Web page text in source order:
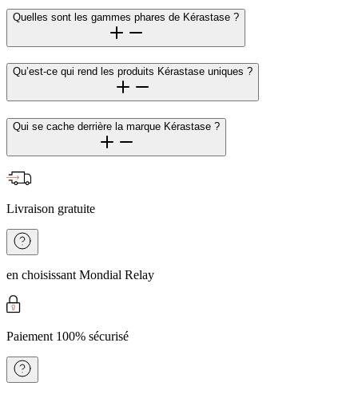
Quelles sont les gammes phares de Kérastase ?
Qu’est-ce qui rend les produits Kérastase uniques ?
Qui se cache derrière la marque Kérastase ?
Livraison gratuite
en choisissant Mondial Relay
Paiement 100% sécurisé